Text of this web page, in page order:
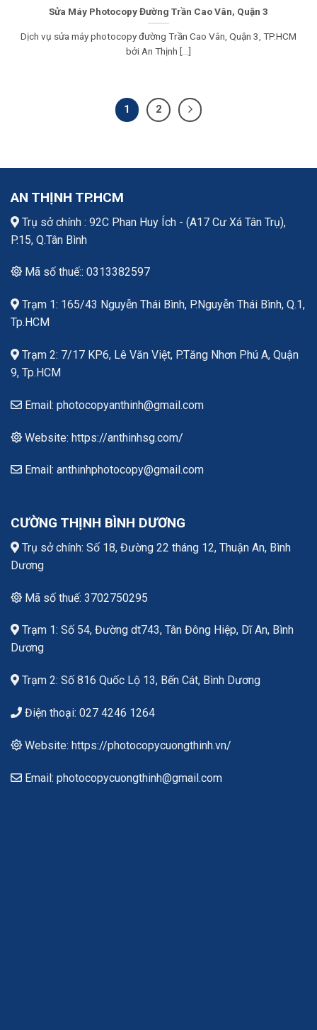
Sửa Máy Photocopy Đường Trần Cao Vân, Quận 3
Dịch vụ sửa máy photocopy đường Trần Cao Vân, Quận 3, TP.HCM
bởi An Thịnh [...]
1 2
AN THỊNH TP.HCM
Trụ sở chính : 92C Phan Huy Ích - (A17 Cư Xá Tân Trụ),
P.15, Q.Tân Bình
Mã số thuế:: 0313382597
Trạm 1: 165/43 Nguyễn Thái Bình, P.Nguyễn Thái Bình, Q.1,
Tp.HCM
Trạm 2: 7/17 KP6, Lê Văn Việt, P.Tăng Nhơn Phú A, Quận
9, Tp.HCM
Email: photocopyanthinh@gmail.com
Website: https://anthinhsg.com/
Email: anthinhphotocopy@gmail.com
CƯỜNG THỊNH BÌNH DƯƠNG
Trụ sở chính: Số 18, Đường 22 tháng 12, Thuận An, Bình
Dương
Mã số thuế: 3702750295
Trạm 1: Số 54, Đường dt743, Tân Đông Hiệp, Dĩ An, Bình
Dương
Trạm 2: Số 816 Quốc Lộ 13, Bến Cát, Bình Dương
Điện thoại: 027 4246 1264
Website: https://photocopycuongthinh.vn/
Email: photocopycuongthinh@gmail.com